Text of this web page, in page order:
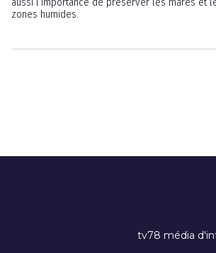
aussi l’importance de préserver les mares et
zones humides.
tv78 média